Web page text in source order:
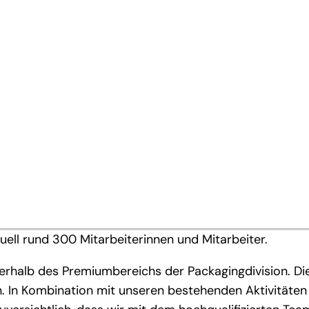
Eson Pac mit Sitz in Veddige, Schweden, vom
produziert und vertreibt Eson Pac
in Schweden und einen in
rund 300 Mitarbeiterinnen und Mitarbeiter.
des Premiumbereichs der Packagingdivision.
Kombination mit unseren bestehenden